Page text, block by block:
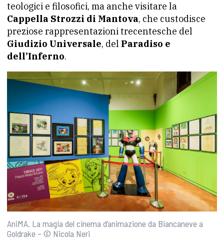
teologici e filosofici, ma anche visitare la
Cappella Strozzi di Mantova, che custodisce
preziose rappresentazioni trecentesche del
Giudizio Universale, del Paradiso e
dell’Inferno.
AniMA. La magia del cinema d’animazione da Biancaneve a
Goldrake – © Nicola Neri